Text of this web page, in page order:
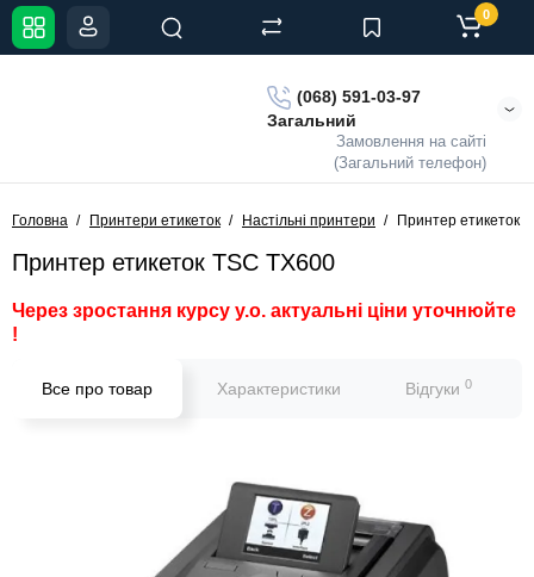
(068) 591-03-97
Загальний
Замовлення на сайті
(Загальний телефон)
0
Головна Принтери етикеток Настільні принтери Принтер етикеток
Принтер етикеток TSC TX600
Через зростання курсу у.о. актуальні ціни уточнюйте
!
Все про товар Характеристики Відгуки 0